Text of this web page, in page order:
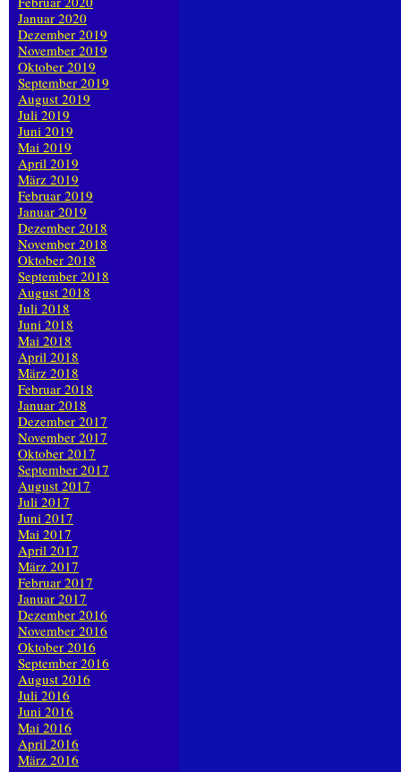
Januar 2020
Dezember 2019
November 2019
Oktober 2019
September 2019
August 2019
Juli 2019
Juni 2019
Mai 2019
April 2019
März 2019
Februar 2019
Januar 2019
Dezember 2018
November 2018
Oktober 2018
September 2018
August 2018
Juli 2018
Juni 2018
Mai 2018
April 2018
März 2018
Februar 2018
Januar 2018
Dezember 2017
November 2017
Oktober 2017
September 2017
August 2017
Juli 2017
Juni 2017
Mai 2017
April 2017
März 2017
Februar 2017
Januar 2017
Dezember 2016
November 2016
Oktober 2016
September 2016
August 2016
Juli 2016
Juni 2016
Mai 2016
April 2016
März 2016